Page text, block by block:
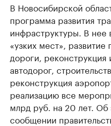
В Новосибирской
программа развития
инфраструктуры. В нее
«узких мест»,
дороги, реконструкция
автодорог,
реконструкция
реализацию все
млрд руб. на 20 лет. Об
сообщении